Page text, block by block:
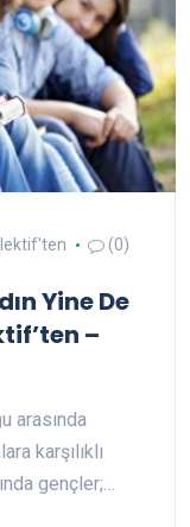
(0)
Yine De
–
arasında
karşılıklı
gençler;…